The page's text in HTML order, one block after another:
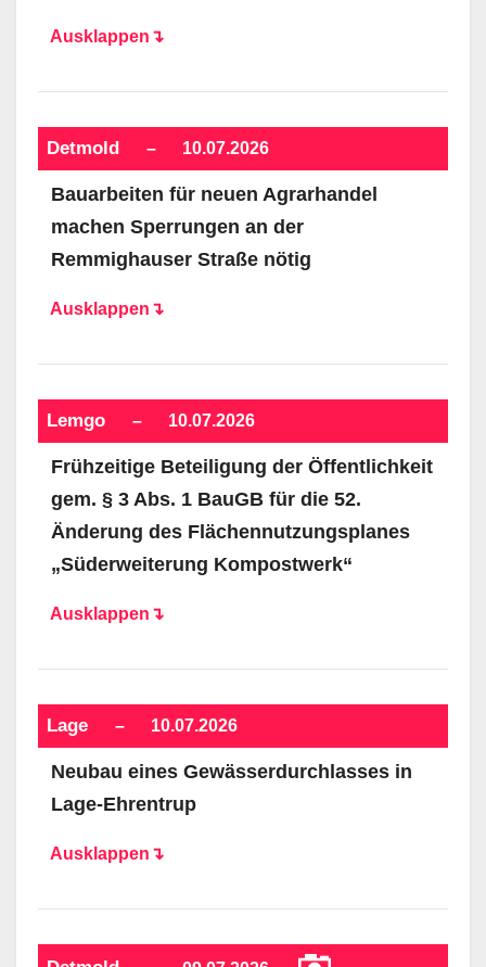
Ausklappen↴
Detmold – 10.07.2026
Bauarbeiten für neuen Agrarhandel
machen Sperrungen an der
Remmighauser Straße nötig
Ausklappen↴
Lemgo – 10.07.2026
Frühzeitige Beteiligung der Öffentlichkeit
gem. § 3 Abs. 1 BauGB für die 52.
Änderung des Flächennutzungsplanes
„Süderweiterung Kompostwerk“
Ausklappen↴
Lage – 10.07.2026
Neubau eines Gewässerdurchlasses in
Lage-Ehrentrup
Ausklappen↴